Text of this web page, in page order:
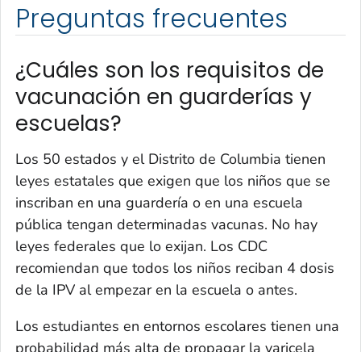
Preguntas frecuentes
¿Cuáles son los requisitos de
vacunación en guarderías y
escuelas?
Los 50 estados y el Distrito de Columbia tienen
leyes estatales que exigen que los niños que se
inscriban en una guardería o en una escuela
pública tengan determinadas vacunas. No hay
leyes federales que lo exijan. Los CDC
recomiendan que todos los niños reciban 4 dosis
de la IPV al empezar en la escuela o antes.
Los estudiantes en entornos escolares tienen una
probabilidad más alta de propagar la varicela